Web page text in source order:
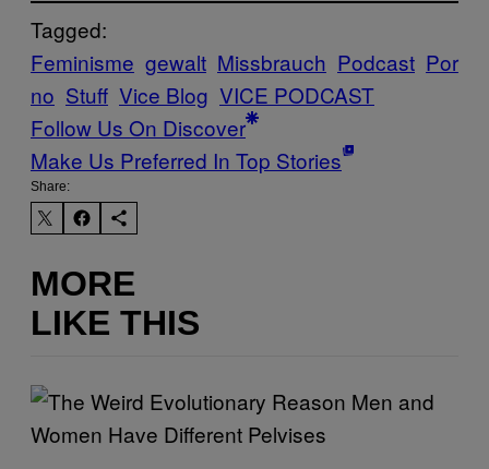
Tagged:
Feminisme gewalt Missbrauch Podcast Por
no Stuff Vice Blog VICE PODCAST
Follow Us On Discover
Make Us Preferred In Top Stories
Share:
MORE
LIKE THIS